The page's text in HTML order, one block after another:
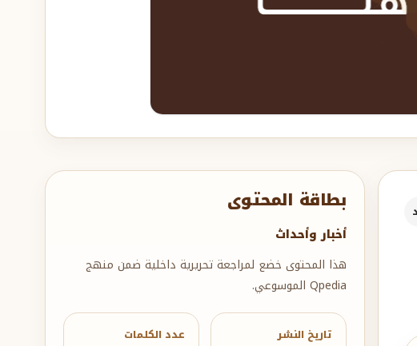
بطاقة المحتوى
أخبار وأحداث
هذا المحتوى خضع لمراجعة تحريرية داخلية ضمن منهج
Qpedia الموسوعي.
تاريخ النشر عدد الكلمات